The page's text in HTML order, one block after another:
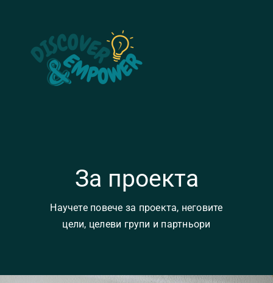
За проекта
Научете повече за проекта, неговите
цели, целеви групи и партньори